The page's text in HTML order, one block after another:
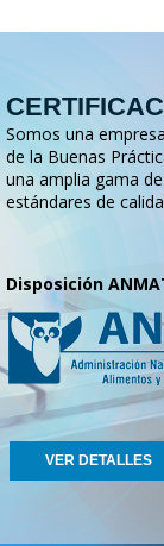
Somos una
de la Buenas
una amplia gama
estándares de
Disposición
VER DETALLES